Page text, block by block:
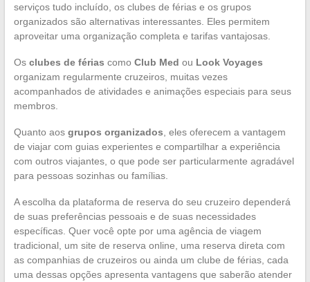
serviços tudo incluído, os clubes de férias e os grupos
organizados são alternativas interessantes. Eles permitem
aproveitar uma organização completa e tarifas vantajosas.
Os clubes de férias como Club Med ou Look Voyages
organizam regularmente cruzeiros, muitas vezes
acompanhados de atividades e animações especiais para seus
membros.
Quanto aos grupos organizados , eles oferecem a vantagem
de viajar com guias experientes e compartilhar a experiência
com outros viajantes, o que pode ser particularmente agradável
para pessoas sozinhas ou famílias.
A escolha da plataforma de reserva do seu cruzeiro dependerá
de suas preferências pessoais e de suas necessidades
específicas. Quer você opte por uma agência de viagem
tradicional, um site de reserva online, uma reserva direta com
as companhias de cruzeiros ou ainda um clube de férias, cada
uma dessas opções apresenta vantagens que saberão atender